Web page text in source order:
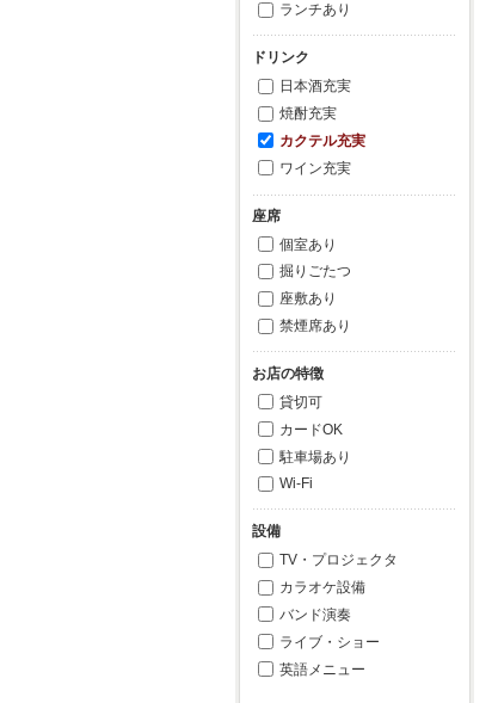
ランチあり
ドリンク
日本酒充実
焼酎充実
カクテル充実
ワイン充実
座席
個室あり
掘りごたつ
座敷あり
禁煙席あり
お店の特徴
貸切可
カードOK
駐車場あり
Wi-Fi
設備
TV・プロジェクタ
カラオケ設備
バンド演奏
ライブ・ショー
英語メニュー